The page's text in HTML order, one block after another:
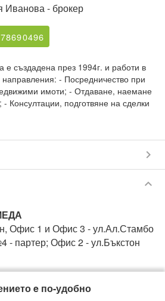
Иванова- брокер
е създадена през 1994г. и работи в
направления: - Посредничество при
имоти; - Отдаване, наемане
Консултации, подготвяне на сделки
chevron_right
keyboard_arrow_down
Офис 1 и Офис 3 - ул.Ал.Стамбо
- партер; Офис 2 - ул.Бъкстон
e по-удобно